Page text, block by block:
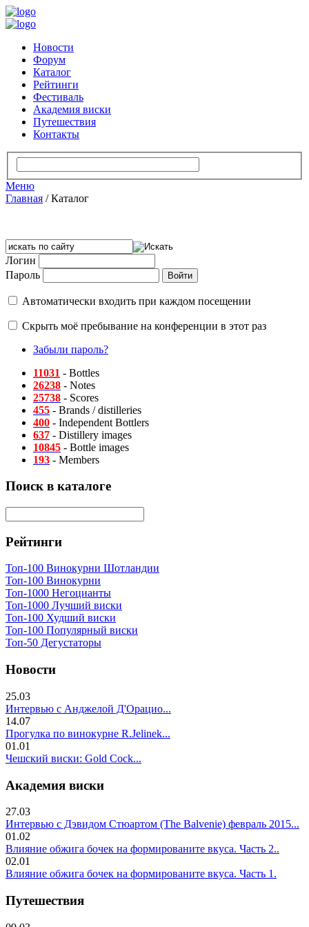
Новости
Форум
Каталог
Рейтинги
Фестиваль
Академия виски
Путешествия
Контакты
Меню
Главная /Каталог
Логин
Пароль
Автоматически входить при каждом посещении
Скрыть моё пребывание на конференции в этот раз
Забыли пароль?
11031 - Bottles
26238 - Notes
25738 - Scores
455 - Brands / distilleries
400 - Independent Bottlers
637 - Distillery images
10845 - Bottle images
193 - Members
Поиск в каталоге
Рейтинги
Топ-100 Винокурни Шотландии
Топ-100 Винокурни
Топ-1000 Негоцианты
Топ-1000 Лучший виски
Топ-100 Худший виски
Топ-100 Популярный виски
Топ-50 Дегустаторы
Новости
25.03
Интервью с Анджелой Д'Орацио...
14.07
Прогулка по винокурне R.Jelinek...
01.01
Чешский виски: Gold Cock...
Академия виски
27.03
Интервью с Дэвидом Стюартом (The Balvenie) февраль 2015...
01.02
Влияние обжига бочек на формированите вкуса. Часть 2..
02.01
Влияние обжига бочек на формированите вкуса. Часть 1.
Путешествия